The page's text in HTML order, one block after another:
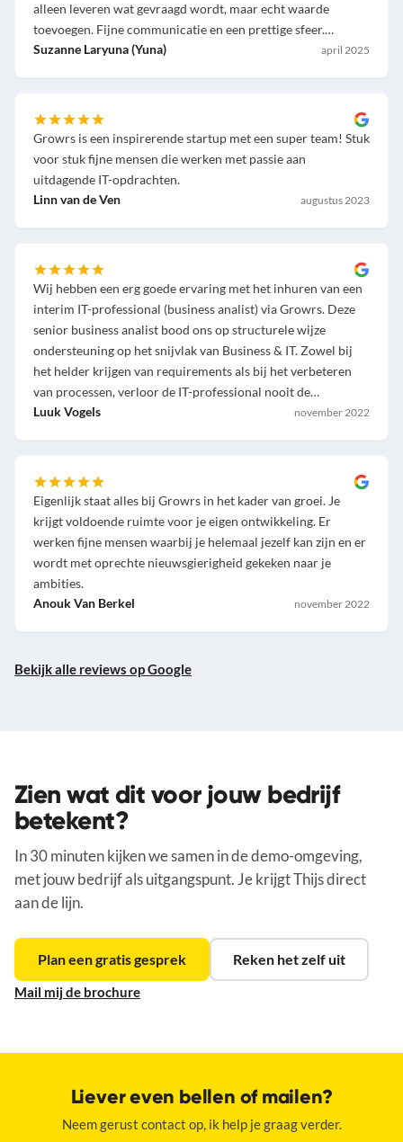
alleen leveren wat gevraagd wordt, maar echt waarde
toevoegen. Fijne communicatie en een prettige sfeer.
Aanrader als je op zoek bent naar een partij die net dat
Suzanne Laryuna (Yuna) april 2025
Growrs is een inspirerende startup met een super team! Stuk
voor stuk fijne mensen die werken met passie aan
uitdagende IT-opdrachten.
Linn van de Ven augustus 2023
Wij hebben een erg goede ervaring met het inhuren van een
interim IT-professional (business analist) via Growrs. Deze
senior business analist bood ons op structurele wijze
ondersteuning op het snijvlak van Business & IT. Zowel bij
het helder krijgen van requirements als bij het verbeteren
van processen, verloor de IT-professional nooit de
achterliggende bedrijfsdoelstellingen uit het oog.
Luuk Vogels november 2022
Eigenlijk staat alles bij Growrs in het kader van groei. Je
krijgt voldoende ruimte voor je eigen ontwikkeling. Er
werken fijne mensen waarbij je helemaal jezelf kan zijn en er
wordt met oprechte nieuwsgierigheid gekeken naar je
ambities.
Anouk Van Berkel november 2022
Bekijk alle reviews op Google
Zien wat dit voor jouw bedrijf
betekent?
In 30 minuten kijken we samen in de demo-omgeving,
met jouw bedrijf als uitgangspunt. Je krijgt Thijs direct
aan de lijn.
Plan een gratis gesprek Reken het zelf uit
Mail mij de brochure
Liever even bellen of mailen?
Neem gerust contact op, ik help je graag verder.